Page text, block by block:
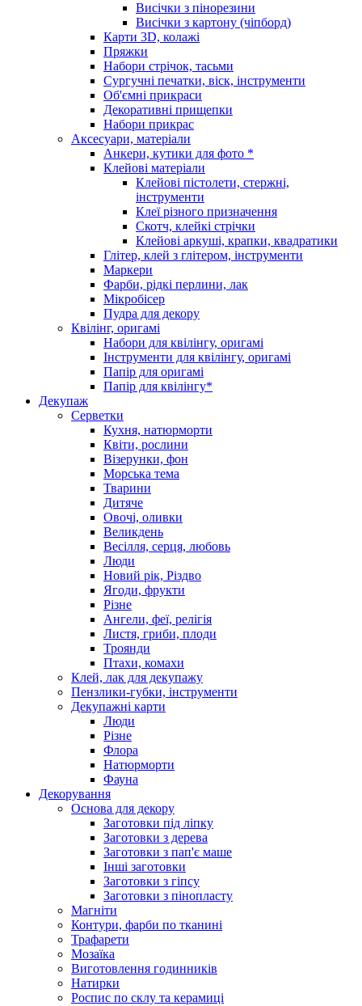
Висічки з пінорезини
Висічки з картону (чіпборд)
Карти 3D, колажі
Пряжки
Набори стрічок, тасьми
Сургучні печатки, віск, інструменти
Об'ємні прикраси
Декоративні прищепки
Набори прикрас
Аксесуари, матеріали
Анкери, кутики для фото *
Клейові матеріали
Клейові пістолети, стержні,
інструменти
Клеї різного призначення
Скотч, клейкі стрічки
Клейові аркуші, крапки, квадратики
Глітер, клей з глітером, інструменти
Маркери
Фарби, рідкі перлини, лак
Мікробісер
Пудра для декору
Квілінг, оригамі
Набори для квілінгу, оригамі
Інструменти для квілінгу, оригамі
Папір для оригамі
Папір для квілінгу*
Декупаж
Серветки
Кухня, натюрморти
Квіти, рослини
Візерунки, фон
Морська тема
Тварини
Дитяче
Овочі, оливки
Великдень
Весілля, серця, любовь
Люди
Новий рік, Різдво
Ягоди, фрукти
Різне
Ангели, феї, релігія
Листя, гриби, плоди
Троянди
Птахи, комахи
Клей, лак для декупажу
Пензлики-губки, інструменти
Декупажні карти
Люди
Різне
Флора
Натюрморти
Фауна
Декорування
Основа для декору
Заготовки під ліпку
Заготовки з дерева
Заготовки з пап'є маше
Інші заготовки
Заготовки з гіпсу
Заготовки з пінопласту
Магніти
Контури, фарби по тканині
Трафарети
Мозаїка
Виготовлення годинників
Натирки
Роспис по склу та керамиці